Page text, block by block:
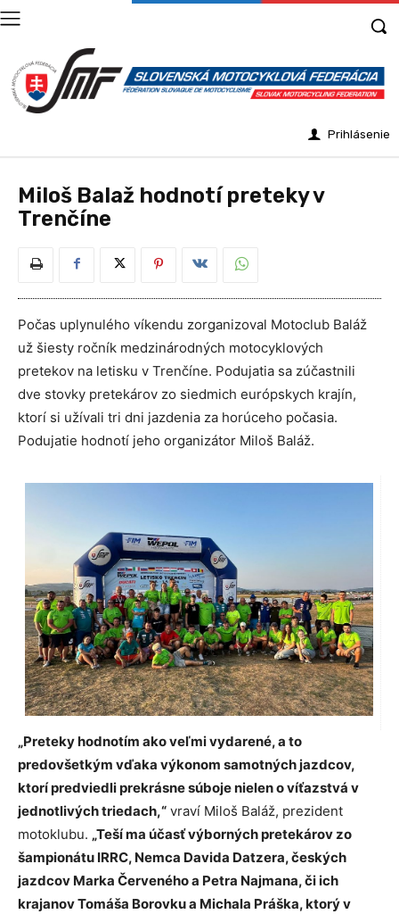
Prihlásenie
Miloš Balaž hodnotí preteky v
Trenčíne
Počas uplynulého víkendu zorganizoval Motoclub Baláž
už šiesty ročník medzinárodných motocyklových
pretekov na letisku v Trenčíne. Podujatia sa zúčastnili
dve stovky pretekárov zo siedmich európskych krajín,
ktorí si užívali tri dni jazdenia za horúceho počasia.
Podujatie hodnotí jeho organizátor Miloš Baláž.
„Preteky hodnotím ako veľmi vydarené, a to
predovšetkým vďaka výkonom samotných jazdcov,
ktorí predviedli prekrásne súboje nielen o víťazstvá v
jednotlivých triedach,“ vraví Miloš Baláž, prezident
motoklubu. „Teší ma účasť výborných pretekárov zo
šampionátu IRRC, Nemca Davida Datzera, českých
jazdcov Marka Červeného a Petra Najmana, či ich
krajanov Tomáša Borovku a Michala Práška, ktorý v